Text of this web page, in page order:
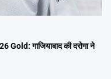
गाजियाबाद की दरोगा ने